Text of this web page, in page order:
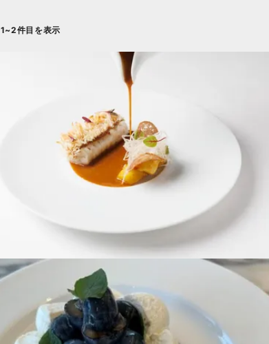
1~2件目を表示